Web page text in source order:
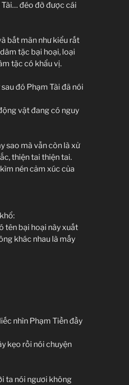
Tài… đéo đỡ được cái
bất mãn như kiểu rất
tặc bại hoại, loại
tặc có khẩu vị.
đó Phạm Tài đã nói
vật đang có nguy
sao mà vẫn còn là xử
thiện tai thiện tai.
nén cảm xúc của
tên bại hoại này xuất
khác nhau là mấy
nhìn Phạm Tiền đầy
kẹo rồi nói chuyện
ta nói ngươi không